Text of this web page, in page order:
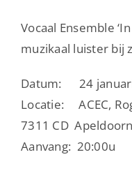
Vocaal Ensemble
muzikaal luister bij
Datum: 24
Locatie: ACEC,
7311 CD Apeldoorn
Aanvang: 20:00u